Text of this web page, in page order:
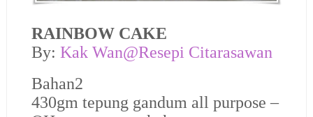
RAINBOW CAKE
By: Kak Wan@Resepi Citarasawan
Bahan2
430gm tepung gandum all purpose –